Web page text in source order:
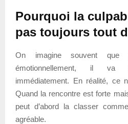
Pourquoi la
pas toujours tout
On imagine souvent que
émotionnellement, il va
immédiatement. En réalité, ce
Quand la rencontre est forte
peut d’abord la classer
agréable.